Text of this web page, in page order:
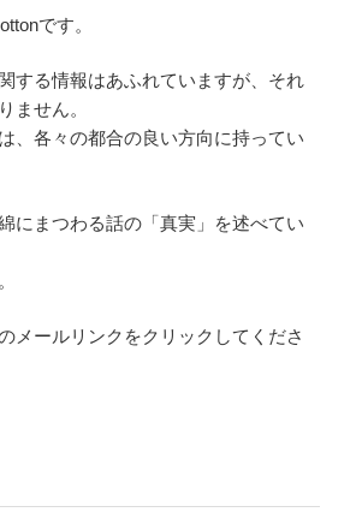
です。
する情報はあふれていますが、それ
ません。
、各々の都合の良い方向に持ってい
にまつわる話の「真実」を述べてい
。
メールリンクをクリックしてくださ